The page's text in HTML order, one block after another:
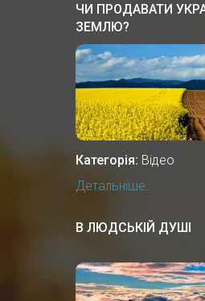
ЧИ ПРОДАВАТИ
ЗЕМЛЮ?
Категорія: Відео
Детальніше...
В ЛЮДСЬКІЙ ДУШІ